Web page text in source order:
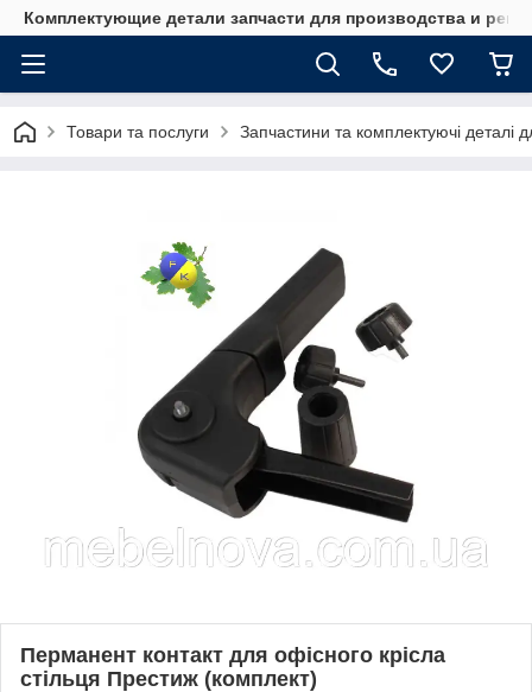
Комплектующие детали запчасти для производства и
Товари та послуги Запчастини та комплектуючі деталі
Перманент контакт для офісного крісла
стільця Престиж (комплект)